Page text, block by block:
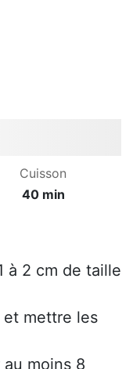
Cuisson
40 min
à 2 cm de taille
et mettre les
moins 8